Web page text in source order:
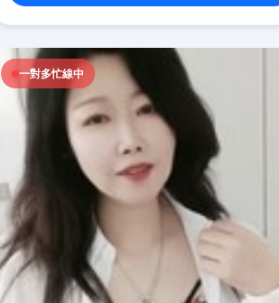
一對多忙線中